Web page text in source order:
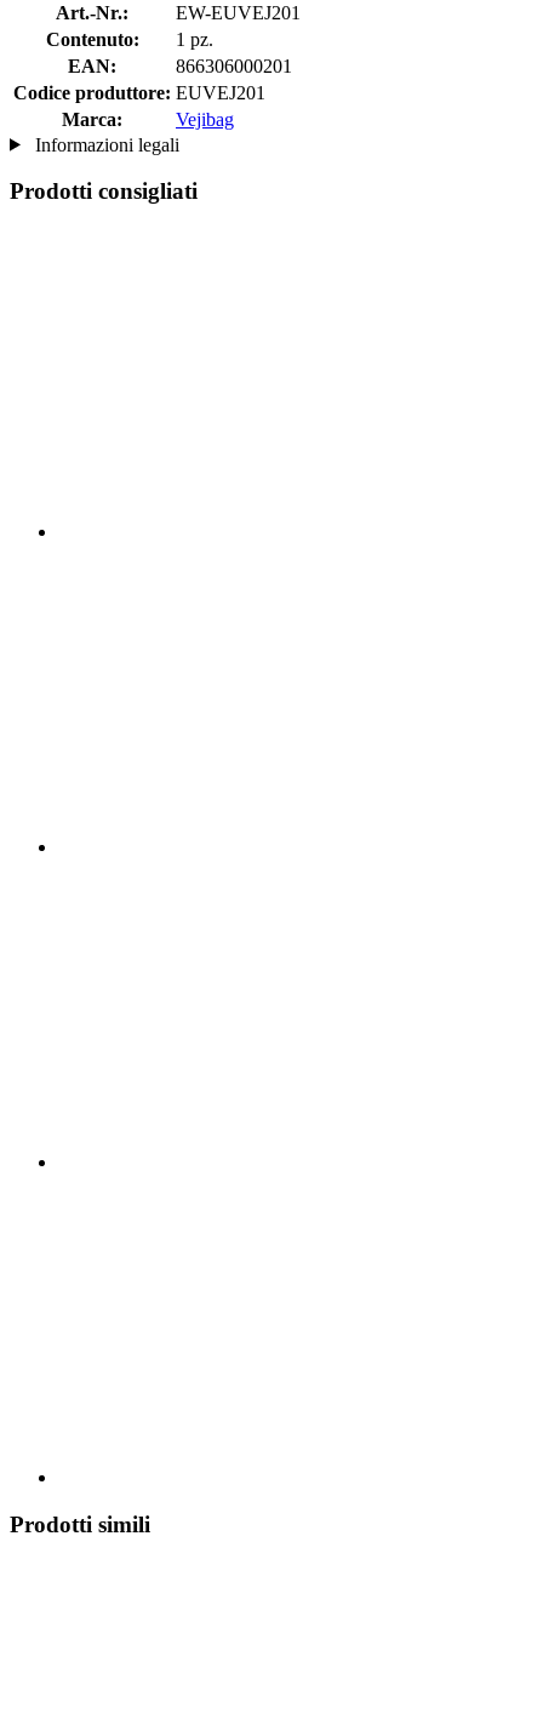
Art.-Nr.:
EW-EUVEJ201
Contenuto:
1 pz.
EAN:
866306000201
Codice produttore: EUVEJ201
Marca:
Vejibag
Informazioni legali
Prodotti consigliati
Prodotti simili